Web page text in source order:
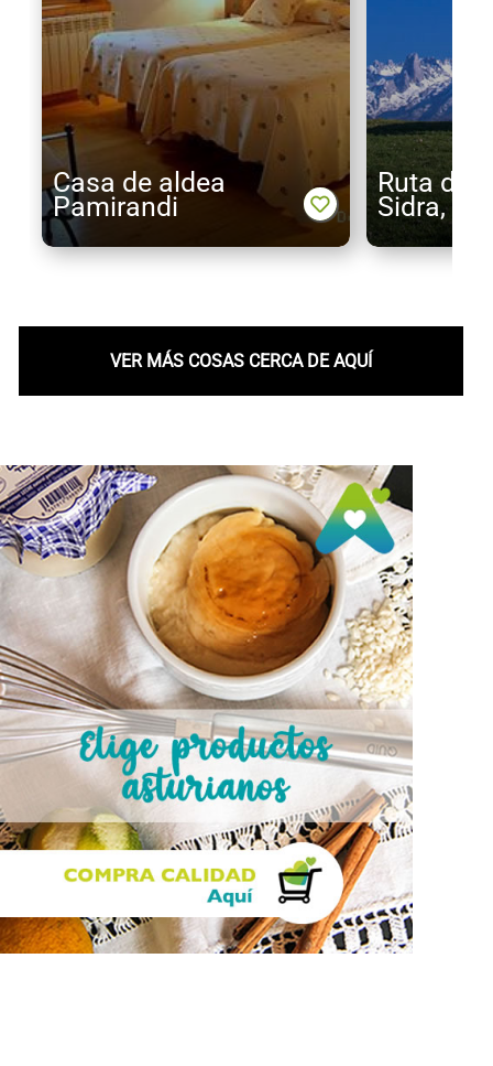
Casa de aldea
Pamirandi
Ruta del
Sidra,
VER MÁS COSAS CERCA DE AQUÍ